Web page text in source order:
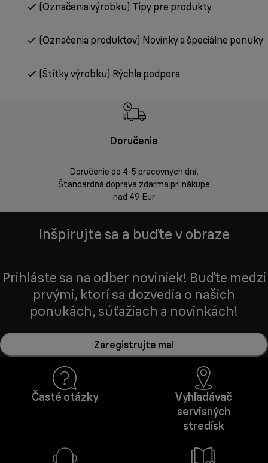
(Označenia výrobku) Tipy pre produkty
(Označenia produktov) Novinky a špeciálne ponuky
(Štítky výrobku) Rýchla podpora
Doručenie
Doručenie do 4-5 pracovných dní.
Štandardná doprava zdarma pri nákupe
nad 49 Eur
Inšpirujte sa a buďte v obraze
Prihláste sa na odber noviniek! Buďte medzi
prvými, ktorí sa dozvedia o našich
ponukách, súťažiach a novinkách!
Zaregistrujte ma!
Časté otázky
Vyhľadávač
servisných
stredísk